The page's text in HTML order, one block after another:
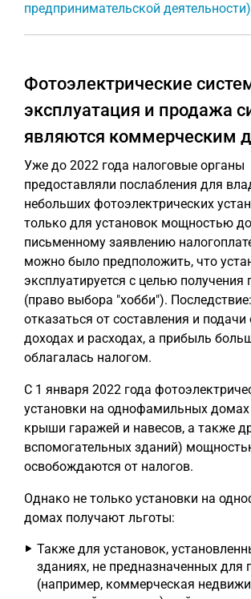
предпринимательской
Фотоэлектрические
эксплуатация и продажа
являются коммерческим
Уже до 2022 года налоговые органы
предоставляли послабления для
небольших фотоэлектрических
только для установок мощностью
письменному заявлению
можно было предположить, что
эксплуатируется с целью получения
(право выбора "хобби").
отказаться от составления и подачи
доходах и расходах, а прибыль
облагалась налогом.
С 1 января 2022 года
установки на однофамильных
крыши гаражей и навесов, а также
вспомогательных зданий)
освобождаются от налогов.
Однако не только установки на
домах получают льготы:
Также для установок,
зданиях, не предназначенных для
(например, коммерческая